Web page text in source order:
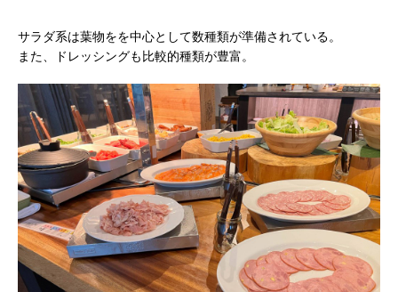
サラダ系は葉物をを中心として数種類が準備されている。
また、ドレッシングも比較的種類が豊富。